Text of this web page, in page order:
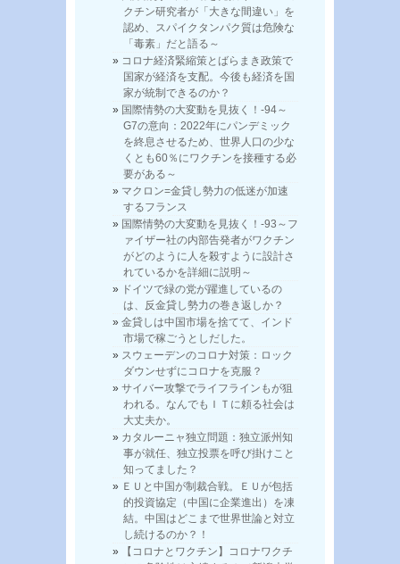
クチン研究者が「大きな間違い」を
認め、スパイクタンパク質は危険な
「毒素」だと語る～
コロナ経済緊縮策とばらまき政策で
国家が経済を支配。今後も経済を国
家が統制できるのか？
国際情勢の大変動を見抜く！-94～
G7の意向：2022年にパンデミック
を終息させるため、世界人口の少な
くとも60％にワクチンを接種する必
要がある～
マクロン=金貸し勢力の低迷が加速
するフランス
国際情勢の大変動を見抜く！-93～フ
ァイザー社の内部告発者がワクチン
がどのように人を殺すように設計さ
れているかを詳細に説明～
ドイツで緑の党が躍進しているの
は、反金貸し勢力の巻き返しか？
金貸しは中国市場を捨てて、インド
市場で稼ごうとしだした。
スウェーデンのコロナ対策：ロック
ダウンせずにコロナを克服？
サイバー攻撃でライフラインもが狙
われる。なんでもＩＴに頼る社会は
大丈夫か。
カタルーニャ独立問題：独立派州知
事が就任、独立投票を呼び掛けこと
知ってました？
ＥＵと中国が制裁合戦。ＥＵが包括
的投資協定（中国に企業進出）を凍
結。中国はどこまで世界世論と対立
し続けるのか？！
【コロナとワクチン】コロナワクチ